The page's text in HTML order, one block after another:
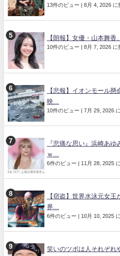
13件のビュー 8月 4, 2026 に
【朗報】女優・山本舞香
10件のビュー 8月 7, 2026 に
【悲報】イオンモール
映...
10件のビュー 7月 29, 2026
『悲痛な思い』浜崎あ
ｗ...
6件のビュー 11月 28, 2025
【窃盗】世界水泳元女
界...
6件のビュー 10月 10, 2025
笑いのツボは人それぞれ